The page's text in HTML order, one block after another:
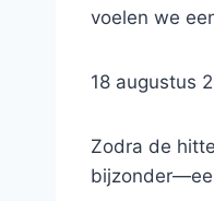
voelen we
18 augustus
Zodra de